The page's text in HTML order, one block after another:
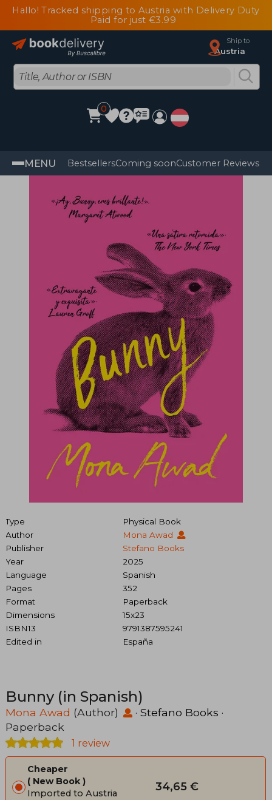
Hallo! Tracked shipping to Austria with Delivery Duty
Paid for just €3.99
Ship to
Austria
0
MENU BestsellersComing soonCustomer Reviews
Type
Physical Book
Author
Mona Awad
Publisher
Stefano Books
Year
2025
Language
Spanish
Pages
352
Format
Paperback
Dimensions
15x23
ISBN13
9791387595241
Edited in
España
Bunny (in Spanish)
Mona Awad (Author) · Stefano Books ·
Paperback
1 review
Cheaper
New Book
Imported to Austria
34,65 €